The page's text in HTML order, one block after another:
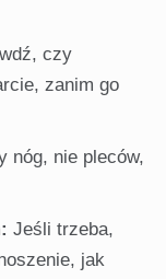
czy
zanim go
nóg, nie pleców,
Jeśli trzeba,
jak